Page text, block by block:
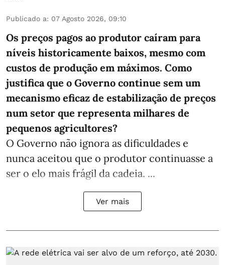
Publicado a: 07 Agosto 2026, 09:10
Os preços pagos ao produtor caíram para
níveis historicamente baixos, mesmo com
custos de produção em máximos. Como
justifica que o Governo continue sem um
mecanismo eficaz de estabilização de preços
num setor que representa milhares de
pequenos agricultores?
O Governo não ignora as dificuldades e
nunca aceitou que o produtor continuasse a
ser o elo mais frágil da cadeia. ...
Ver mais